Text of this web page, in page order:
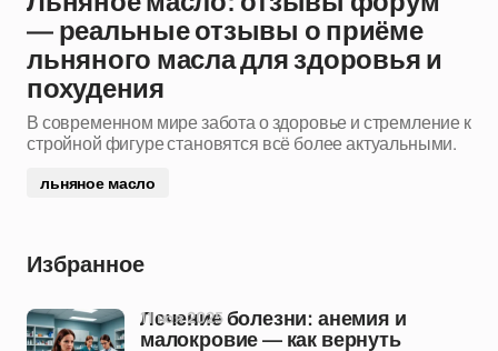
— реальные отзывы о приёме
льняного масла для здоровья и
похудения
В современном мире забота о здоровье и стремление к
стройной фигуре становятся всё более актуальными.
льняное масло
Избранное
Лечение болезни: анемия и
малокровие — как вернуть
11 ноя 2025